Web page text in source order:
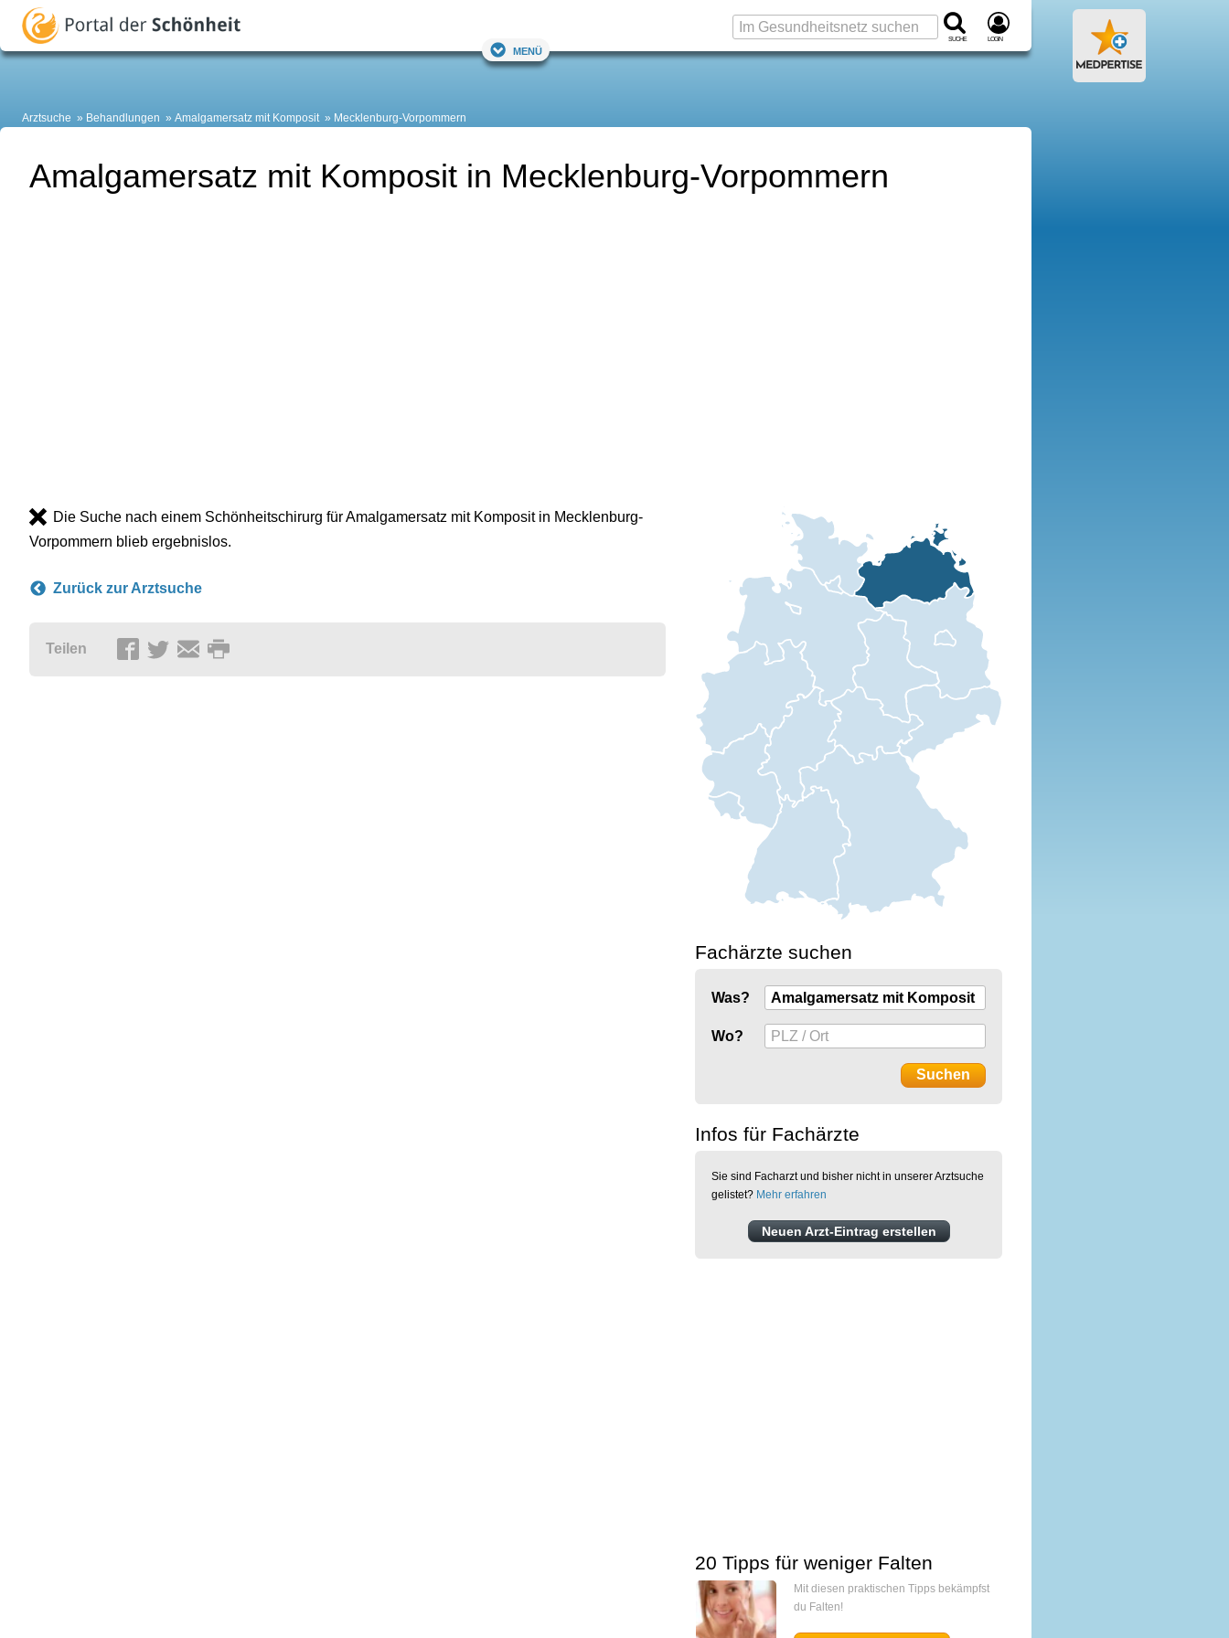
Suche Login
Menü
Arztsuche Behandlungen Amalgamersatz mit Komposit Mecklenburg-Vorpommern
Amalgamersatz mit Komposit in Mecklenburg-Vorpommern
Die Suche nach einem Schönheitschirurg für Amalgamersatz mit Komposit in Mecklenburg-
Vorpommern blieb ergebnislos.
Zurück zur Arztsuche
Teilen
Fachärzte suchen
Was?
Wo?
Infos für Fachärzte
Sie sind Facharzt und bisher nicht in unserer Arztsuche
gelistet? Mehr erfahren
Neuen Arzt-Eintrag erstellen
20 Tipps für weniger Falten
Mit diesen praktischen Tipps bekämpfst
du Falten!